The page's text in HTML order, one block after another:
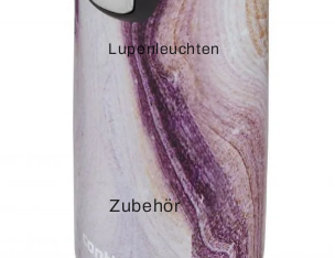
Displayport
Adapterkabel
Verbindungskabel
VGA und SVGA
Adapterkabel
Lupenleuchten
Zubehör